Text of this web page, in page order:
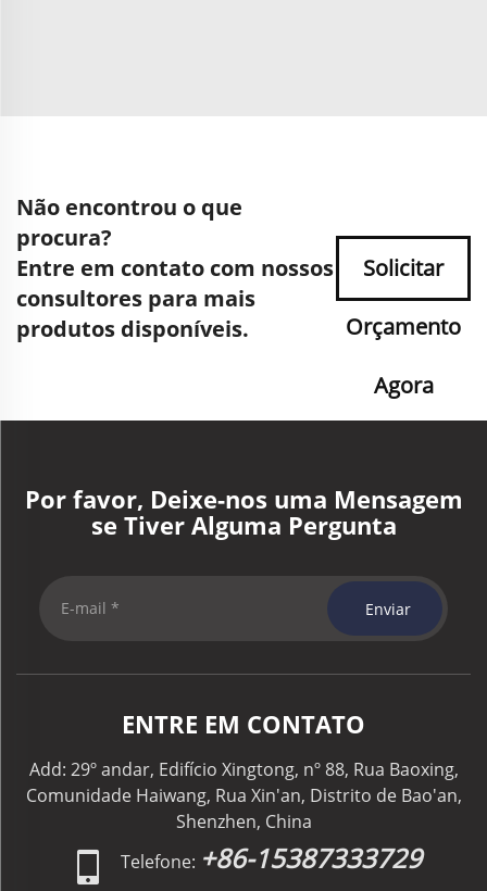
Não encontrou o que
procura?
Entre em contato com nossos
consultores para mais
produtos disponíveis.
Solicitar
Orçamento
Agora
Por favor, Deixe-nos uma Mensagem
se Tiver Alguma Pergunta
Enviar
ENTRE EM CONTATO
Add: 29º andar, Edifício Xingtong, nº 88, Rua Baoxing,
Comunidade Haiwang, Rua Xin'an, Distrito de Bao'an,
Shenzhen, China
Telefone: +86-15387333729